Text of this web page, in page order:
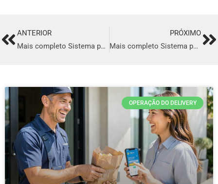
PrevANTERIOR
Mais completo Sistema para Delivery em Barueri
PRÓXIMO
Mais completo Sistema para Delivery em Ipatinga
OPERAÇÃO DO DELIVERY